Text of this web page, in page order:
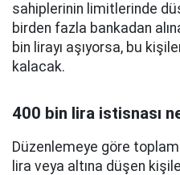
sahiplerinin limitlerinde
birden fazla bankadan
bin lirayı aşıyorsa, bu
kalacak.
400 bin lira istisnası
Düzenlemeye göre
lira veya altına düşen